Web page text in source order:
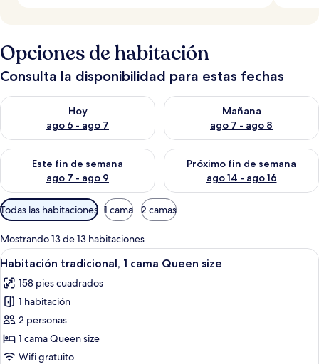
Opciones de habitación
Consulta la disponibilidad para estas fechas
Hoy
ago 6 - ago 7
Consulta la disponibilidad para hoy ago 6 - ago 7
Mañana
ago 7 - ago 8
Consulta la disponibilidad
Este fin de semana
ago 7 - ago 9
Consulta la disponibilidad para este fin de semana ago 7 -
Próximo fin de semana
ago 14 - ago 16
Consulta la disponibilidad
Filtros
disponibles
para
las
habitaciones
Todas las habitaciones 1 cama 2 camas
Mostrando 13 de 13 habitaciones
Abrir
todas
las
fotos
de
Habitación
tradicional,
Habitación de hotel con cama,
4
Habitación tradicional, 1 cama Queen size
158 pies cuadrados
1 habitación
2 personas
1 cama Queen size
Wifi gratuito